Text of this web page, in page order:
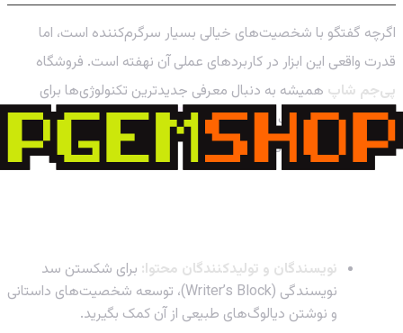
اگرچه گفتگو با شخصیت‌های خیالی بسیار سرگرم‌کننده است، اما
قدرت واقعی این ابزار در کاربردهای عملی آن نهفته است. فروشگاه
پی‌جم شاپ همیشه به دنبال معرفی جدیدترین تکنولوژی‌ها برای
بهبود تجربه شماست و ابزارهای هوش مصنوعی کاربردی دقیقاً در
همین دسته قرار می‌گیرند.
نویسندگان و تولیدکنندگان محتوا: برای شکستن سد
نویسندگی (Writer’s Block)، توسعه شخصیت‌های داستانی
و نوشتن دیالوگ‌های طبیعی از آن کمک بگیرید.